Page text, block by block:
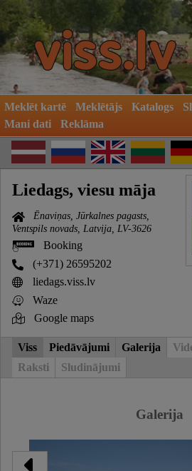
Meklēt kartē Meklētājs Katalogs
Mani dati
Reklāma
Liedags, viesu māja
Ēnaviņas, Jūrkalnes pagasts,
Ventspils novads, Latvija, LV-3626
Booking
(+371) 26595202
liedags.viss.lv
Waze
Google maps
Viss Piedāvājumi Galerija
Raksti
Sludinājumi
Galerija